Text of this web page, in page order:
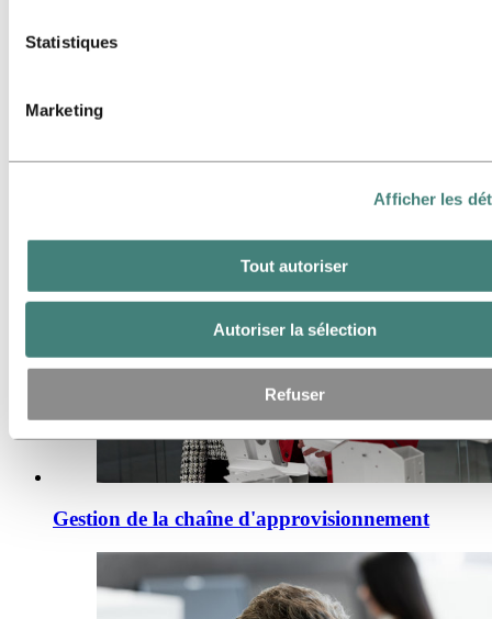
liste des cookies ci‑dessous.
Statistiques
Marketing
Afficher les
Tout autoriser
Autoriser la sélection
Refuser
Gestion de la chaîne d'approvisionnement